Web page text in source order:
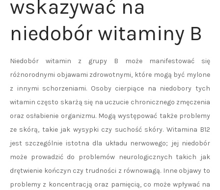
wskazywać na
niedobór witaminy B
Niedobór witamin z grupy B może manifestować się
różnorodnymi objawami zdrowotnymi, które mogą być mylone
z innymi schorzeniami. Osoby cierpiące na niedobory tych
witamin często skarżą się na uczucie chronicznego zmęczenia
oraz osłabienie organizmu. Mogą występować także problemy
ze skórą, takie jak wysypki czy suchość skóry. Witamina B12
jest szczególnie istotna dla układu nerwowego; jej niedobór
może prowadzić do problemów neurologicznych takich jak
drętwienie kończyn czy trudności z równowagą. Inne objawy to
problemy z koncentracją oraz pamięcią, co może wpływać na